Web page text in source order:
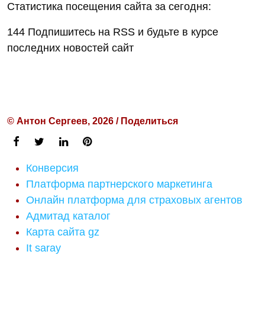
Cтатистика посещения сайта за сегодня:
144 Подпишитесь на RSS и будьте в курсе
последних новостей сайт
© Антон Сергеев, 2026 / Поделиться
Конверсия
Платформа партнерского маркетинга
Онлайн платформа для страховых агентов
Адмитад каталог
Карта сайта gz
It saray